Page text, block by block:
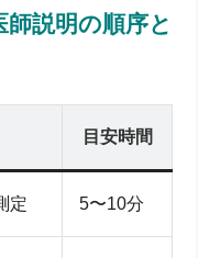
説明の順序と
目安時間
定 5〜10分